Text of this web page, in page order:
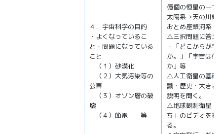
４．宇宙科学の目的
・よくなっているこ
と・問題になっている
こと
（１）砂漠化
（２）大気汚染等の
公害
（３）オゾン層の破
壊
（４）節電 等
億個の恒星の一
太陽系→天の川
おとめ座銀河系
△三択問題に答え
・「どこからが宇
か。」「宇宙は何
か」等
△人工衛星の基礎
識・歴史・大きさ
説明を聞く。
△地球観測衛星「
ち」のビデオを視
る。